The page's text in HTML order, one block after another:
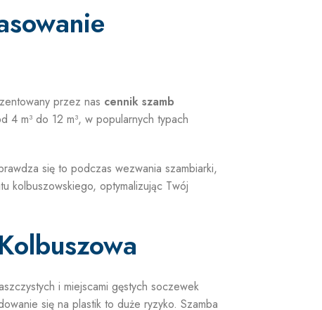
przez nas cennik szamb
4 m³ do 12 m³, w popularnych typach
się to podczas wezwania szambiarki,
kolbuszowskiego, optymalizując Twój
i miejscami gęstych soczewek
się na plastik to duże ryzyko. Szamba